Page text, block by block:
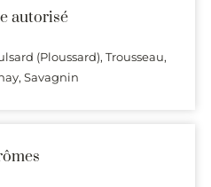
autorisé
(Ploussard), Trousseau,
Savagnin